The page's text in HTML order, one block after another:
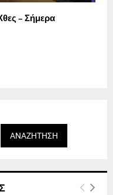
– Σήμερα
ΑΝΑΖΉΤΗΣΗ